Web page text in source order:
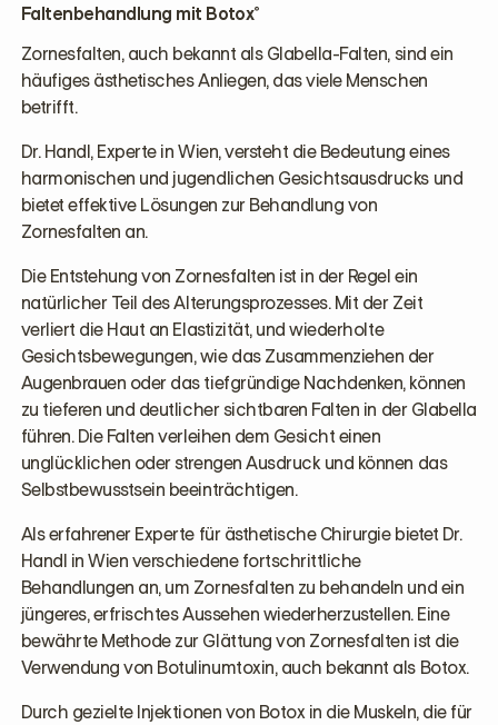
Faltenbehandlung mit Botox®
Zornesfalten, auch bekannt als Glabella-Falten, sind ein
häufiges ästhetisches Anliegen, das viele Menschen
betrifft.
Dr. Handl, Experte in Wien, versteht die Bedeutung eines
harmonischen und jugendlichen Gesichtsausdrucks und
bietet effektive Lösungen zur Behandlung von
Zornesfalten an.
Die Entstehung von Zornesfalten ist in der Regel ein
natürlicher Teil des Alterungsprozesses. Mit der Zeit
verliert die Haut an Elastizität, und wiederholte
Gesichtsbewegungen, wie das Zusammenziehen der
Augenbrauen oder das tiefgründige Nachdenken, können
zu tieferen und deutlicher sichtbaren Falten in der Glabella
führen. Die Falten verleihen dem Gesicht einen
unglücklichen oder strengen Ausdruck und können das
Selbstbewusstsein beeinträchtigen.
Als erfahrener Experte für ästhetische Chirurgie bietet Dr.
Handl in Wien verschiedene fortschrittliche
Behandlungen an, um Zornesfalten zu behandeln und ein
jüngeres, erfrischtes Aussehen wiederherzustellen. Eine
bewährte Methode zur Glättung von Zornesfalten ist die
Verwendung von Botulinumtoxin, auch bekannt als Botox.
Durch gezielte Injektionen von Botox in die Muskeln, die für